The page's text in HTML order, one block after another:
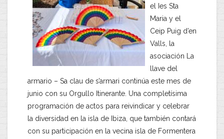
el Ies Sta
Maria y el
Ceip Puig d’en
Valls, la
asociación La
llave del
armario – Sa clau de s’armari continúa este mes de
junio con su Orgullo Itinerante. Una completísima
programación de actos para reivindicar y celebrar
la diversidad en la isla de Ibiza, que también contará
con su participación en la vecina isla de Formentera